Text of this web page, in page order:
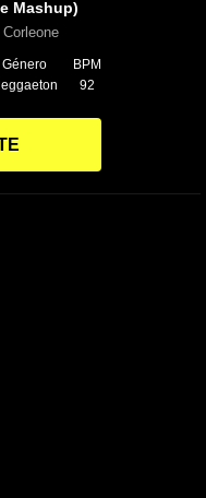
Mashup)
Género
BPM
92